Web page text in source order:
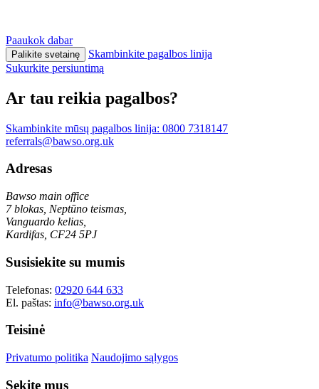
Paaukok dabar
Palikite svetainę
Skambinkite pagalbos linija
Sukurkite persiuntimą
Ar tau reikia pagalbos?
Skambinkite mūsų pagalbos linija: 0800 7318147
referrals@bawso.org.uk
Adresas
Bawso main office
7 blokas, Neptūno teismas,
Vanguardo kelias,
Kardifas, CF24 5PJ
Susisiekite su mumis
Telefonas: 02920 644 633
El. paštas: info@bawso.org.uk
Teisinė
Privatumo politika Naudojimo sąlygos
Sekite mus